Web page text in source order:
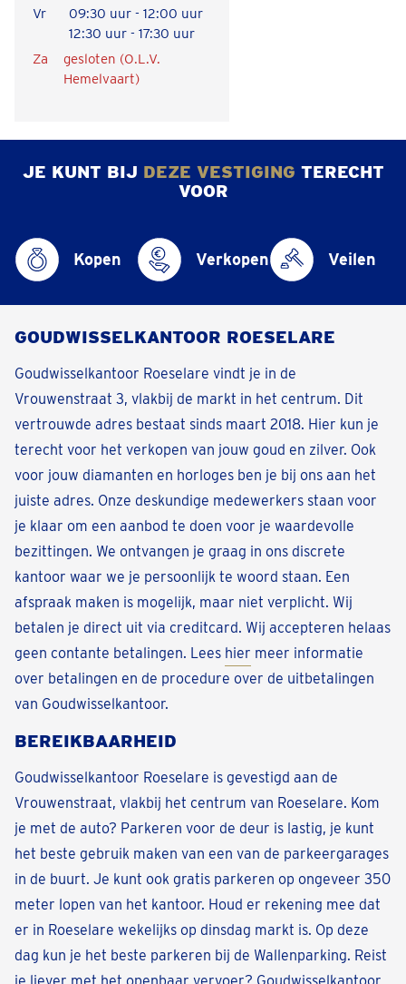
Vr
09:30 uur - 12:00 uur
12:30 uur - 17:30 uur
Za
gesloten (O.L.V.
Hemelvaart)
JE KUNT BIJ DEZE VESTIGING TERECHT
VOOR
Kopen Verkopen Veilen
GOUDWISSELKANTOOR ROESELARE
Goudwisselkantoor Roeselare vindt je in de
Vrouwenstraat 3, vlakbij de markt in het centrum. Dit
vertrouwde adres bestaat sinds maart 2018. Hier kun je
terecht voor het verkopen van jouw goud en zilver. Ook
voor jouw diamanten en horloges ben je bij ons aan het
juiste adres. Onze deskundige medewerkers staan voor
je klaar om een aanbod te doen voor je waardevolle
bezittingen. We ontvangen je graag in ons discrete
kantoor waar we je persoonlijk te woord staan. Een
afspraak maken is mogelijk, maar niet verplicht. Wij
betalen je direct uit via creditcard. Wij accepteren helaas
geen contante betalingen. Lees hier meer informatie
over betalingen en de procedure over de uitbetalingen
van Goudwisselkantoor.
BEREIKBAARHEID
Goudwisselkantoor Roeselare is gevestigd aan de
Vrouwenstraat, vlakbij het centrum van Roeselare. Kom
je met de auto? Parkeren voor de deur is lastig, je kunt
het beste gebruik maken van een van de parkeergarages
in de buurt. Je kunt ook gratis parkeren op ongeveer 350
meter lopen van het kantoor. Houd er rekening mee dat
er in Roeselare wekelijks op dinsdag markt is. Op deze
dag kun je het beste parkeren bij de Wallenparking. Reist